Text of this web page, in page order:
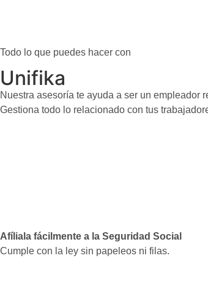
Todo lo que puedes hacer con
Unifika
Nuestra asesoría te ayuda a ser un empleador
Gestiona todo lo relacionado con tus
Afíliala fácilmente a la Seguridad Social
Cumple con la ley sin papeleos ni filas.